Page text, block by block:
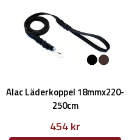
Alac Läderkoppel 18mmx220-
250cm
454 kr